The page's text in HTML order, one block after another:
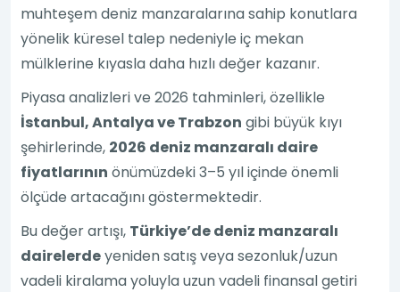
muhteşem deniz manzaralarına sahip konutlara
yönelik küresel talep nedeniyle iç mekan
mülklerine kıyasla daha hızlı değer kazanır.
Piyasa analizleri ve 2026 tahminleri, özellikle
İstanbul, Antalya ve Trabzon gibi büyük kıyı
şehirlerinde, 2026 deniz manzaralı daire
fiyatlarının önümüzdeki 3–5 yıl içinde önemli
ölçüde artacağını göstermektedir.
Bu değer artışı, Türkiye’de deniz manzaralı
dairelerdeyeniden satış veya sezonluk/uzun
vadeli kiralama yoluyla uzun vadeli finansal getiri